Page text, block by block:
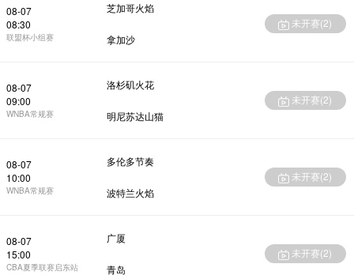
08-07
08:30
联盟杯小组赛
芝加哥火焰
拿加沙
未开赛(2)
08-07
09:00
WNBA常规赛
洛杉矶火花
明尼苏达山猫
未开赛(2)
08-07
10:00
WNBA常规赛
多伦多节奏
波特兰火焰
未开赛(2)
08-07
15:00
CBA夏季联赛启东站
广厦
青岛
未开赛(2)